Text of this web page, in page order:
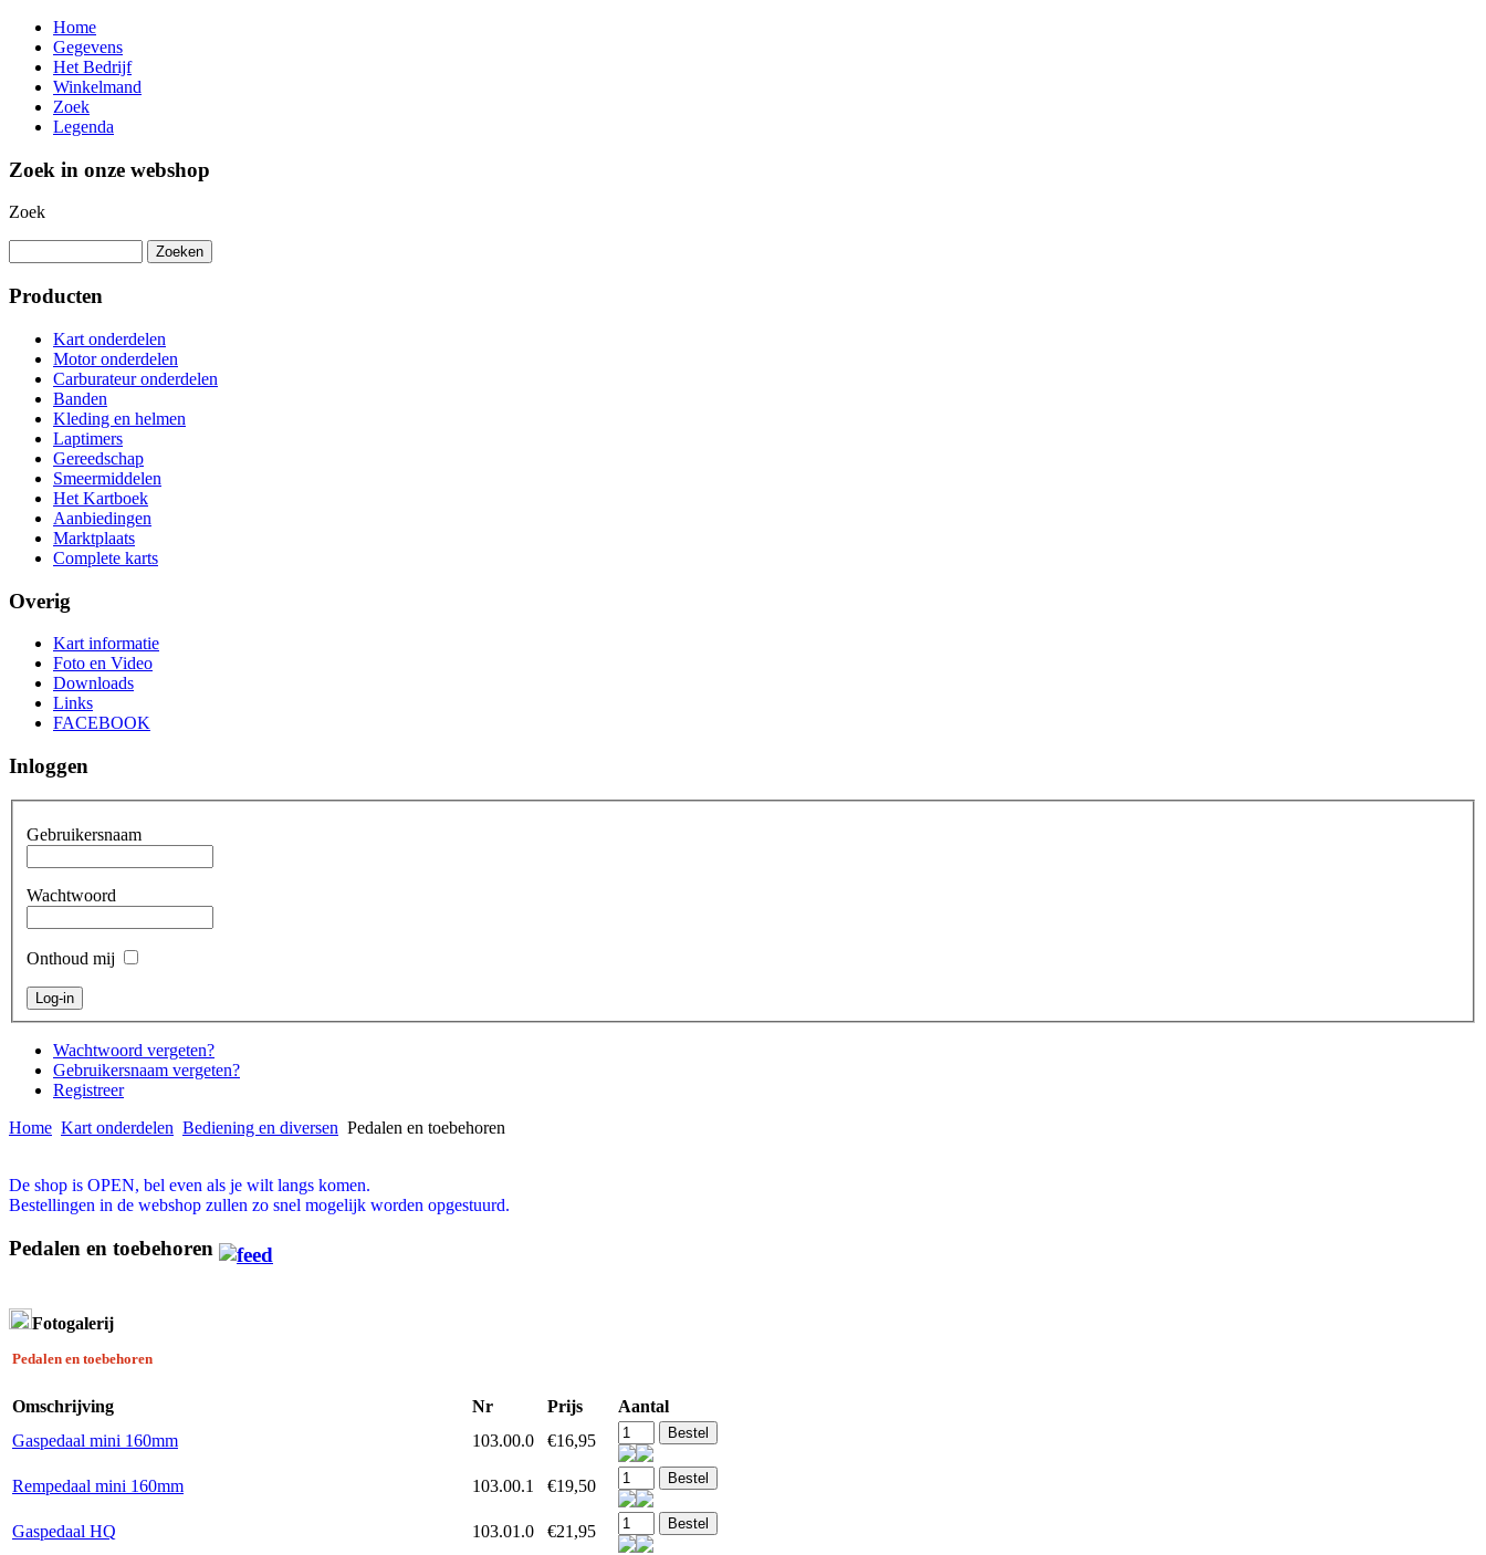
Home
Gegevens
Het Bedrijf
Winkelmand
Zoek
Legenda
Zoek in onze webshop
Zoek
Producten
Kart onderdelen
Motor onderdelen
Carburateur onderdelen
Banden
Kleding en helmen
Laptimers
Gereedschap
Smeermiddelen
Het Kartboek
Aanbiedingen
Marktplaats
Complete karts
Overig
Kart informatie
Foto en Video
Downloads
Links
FACEBOOK
Inloggen
Gebruikersnaam
Wachtwoord
Onthoud mij
Wachtwoord vergeten?
Gebruikersnaam vergeten?
Registreer
Home Kart onderdelen Bediening en diversen Pedalen en toebehoren
De shop is OPEN, bel even als je wilt langs komen.
Bestellingen in de webshop zullen zo snel mogelijk worden opgestuurd.
Pedalen en toebehoren
Fotogalerij
Pedalen en toebehoren
Omschrijving Nr Prijs
Aantal
Gaspedaal mini 160mm
103.00.0 €16,95
Rempedaal mini 160mm 103.00.1 €19,50
Gaspedaal HQ 103.01.0 €21,95